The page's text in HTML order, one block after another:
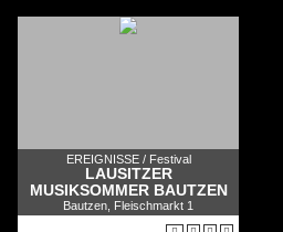
freiem Himmel und werden
zum Treffpunkt der Kulturen.
EREIGNISSE / Festival
LAUSITZER
MUSIKSOMMER BAUTZEN
Bautzen, Fleischmarkt 1